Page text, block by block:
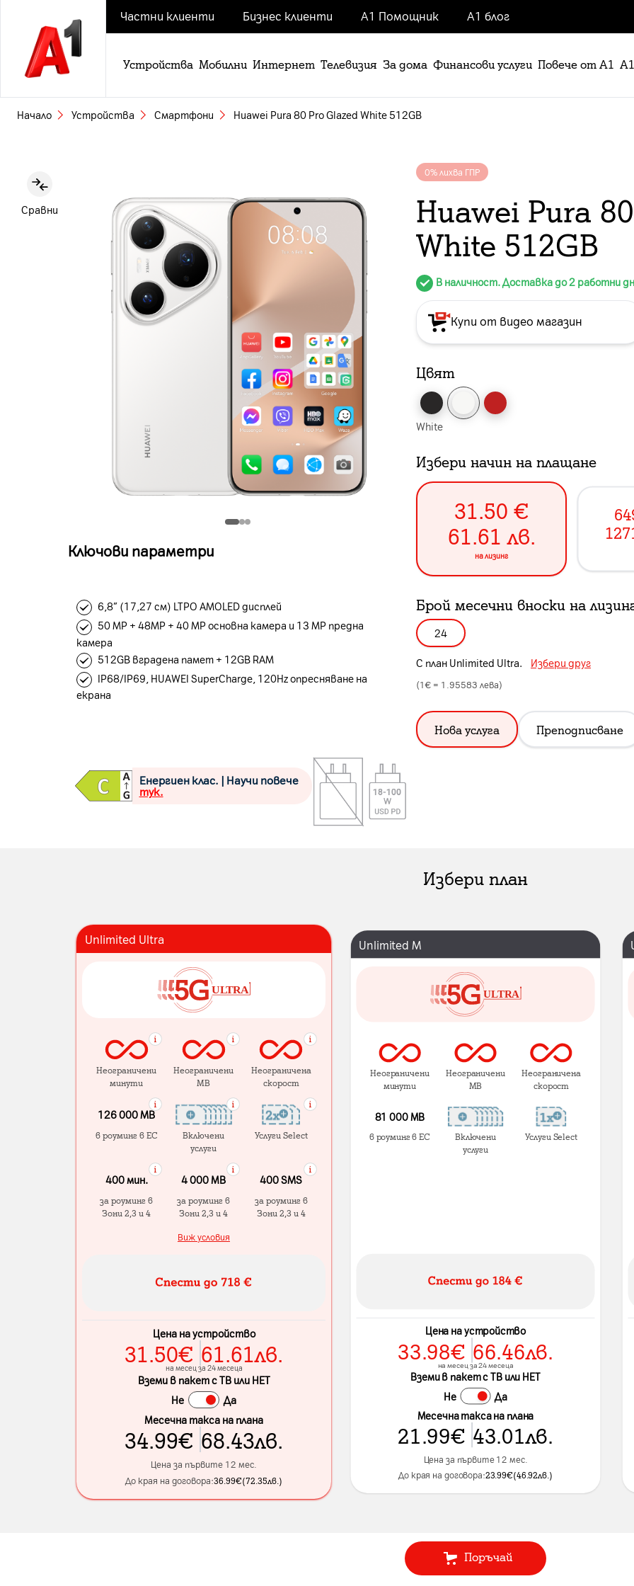
Частни клиенти Бизнес клиенти А1 Помощник А1 блог
Устройства Мобилни Интернет Телевизия За дома Финансови услуги Повече от А1
Начало Устройства Смартфони Huawei Pura 80 Pro Glazed White 512GB
Сравни
Ключови параметри
6,8” (17,27 см) LTPO AMOLED дисплей
50 MP + 48MP + 40 MP основна камера и 13 MP предна
камера
512GB вградена памет + 12GB RAM
IP68/IP69, HUAWEI SuperCharge, 120Hz опресняване на
екрана
Енергиен клас. | Научи повече
тук.
0% лихва ГПР
Huawei Pura
White 512GB
В наличност. Доставка до 2 работни
Купи от видео магазин
Цвят
White
Избери начин на плащане
31.50 €
61.61 лв.
на лизинг
Брой месечни вноски на
24
С план Unlimited Ultra. Избери друг
(1€ = 1.95583 лева)
Нова услуга Преподписване
Избери план
Unlimited Ultra
Неограничени
минути
Неограничени
MB
Неограничена
скорост
126 000 MB
в роуминг в ЕС
Включени
услуги
Услуги Select
400 мин.
за роуминг в
Зони 2,3 и 4
4 000 МB
за роуминг в
Зони 2,3 и 4
400 SMS
за роуминг в
Зони 2,3 и 4
Виж условия
Цена на устройство
31.50€ 61.61лв.
на месец за 24 месеца
Вземи в пакет с ТВ или НЕТ
Не
Да
Месечна такса на плана
34.99€ 68.43лв.
Цена за първите 12 мес.
До края на договора:36.99€(72.35лв. )
Unlimited M
Неограничени
минути
Неограничени
MB
Неограничена
скорост
81 000 МВ
в роуминг в ЕС
Включени
услуги
Услуги Select
Цена на устройство
33.98€ 66.46лв.
на месец за 24 месеца
Вземи в пакет с ТВ или НЕТ
Не Да
Месечна такса на плана
21.99€ 43.01лв.
Цена за първите 12 мес.
До края на договора:23.99€(46.92лв.)
Поръчай